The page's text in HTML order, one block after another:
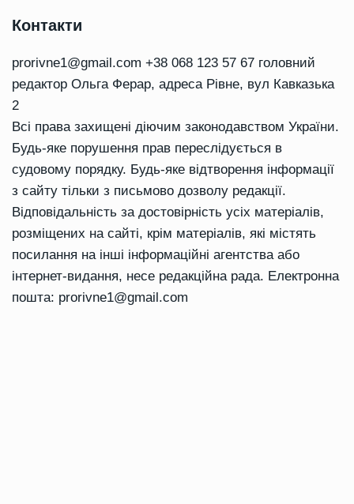
Контакти
prorivne1@gmail.com +38 068 123 57 67 головний
редактор Ольга Ферар, адреса Рівне, вул Кавказька
2
Всі права захищені діючим законодавством України.
Будь-яке порушення прав переслідується в
судовому порядку. Будь-яке відтворення інформації
з сайту тільки з письмово дозволу редакції.
Відповідальність за достовірність усіх матеріалів,
розміщених на сайті, крім матеріалів, які містять
посилання на інші інформаційні агентства або
інтернет-видання, несе редакційна рада. Електронна
пошта: prorivne1@gmail.com